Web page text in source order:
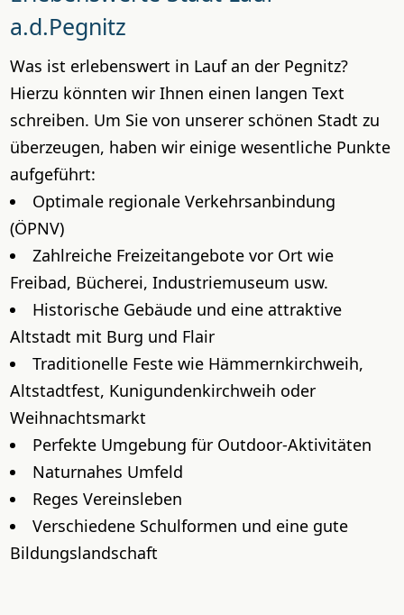
a.d.Pegnitz
Was ist erlebenswert in Lauf an der Pegnitz?
Hierzu könnten wir Ihnen einen langen Text
schreiben. Um Sie von unserer schönen Stadt zu
überzeugen, haben wir einige wesentliche Punkte
aufgeführt:
Optimale regionale Verkehrsanbindung
(ÖPNV)
Zahlreiche Freizeitangebote vor Ort wie
Freibad, Bücherei, Industriemuseum usw.
Historische Gebäude und eine attraktive
Altstadt mit Burg und Flair
Traditionelle Feste wie Hämmernkirchweih,
Altstadtfest, Kunigundenkirchweih oder
Weihnachtsmarkt
Perfekte Umgebung für Outdoor-Aktivitäten
Naturnahes Umfeld
Reges Vereinsleben
Verschiedene Schulformen und eine gute
Bildungslandschaft